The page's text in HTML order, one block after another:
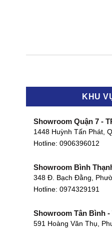
KHU
Showroom Quận 7 -
1448 Huỳnh Tấn Phát,
Hotline: 0906396012
Showroom Bình
348 Đ. Bạch Đằng,
Hotline: 0974329191
Showroom Tân Bình -
591 Hoàng Văn Thụ,